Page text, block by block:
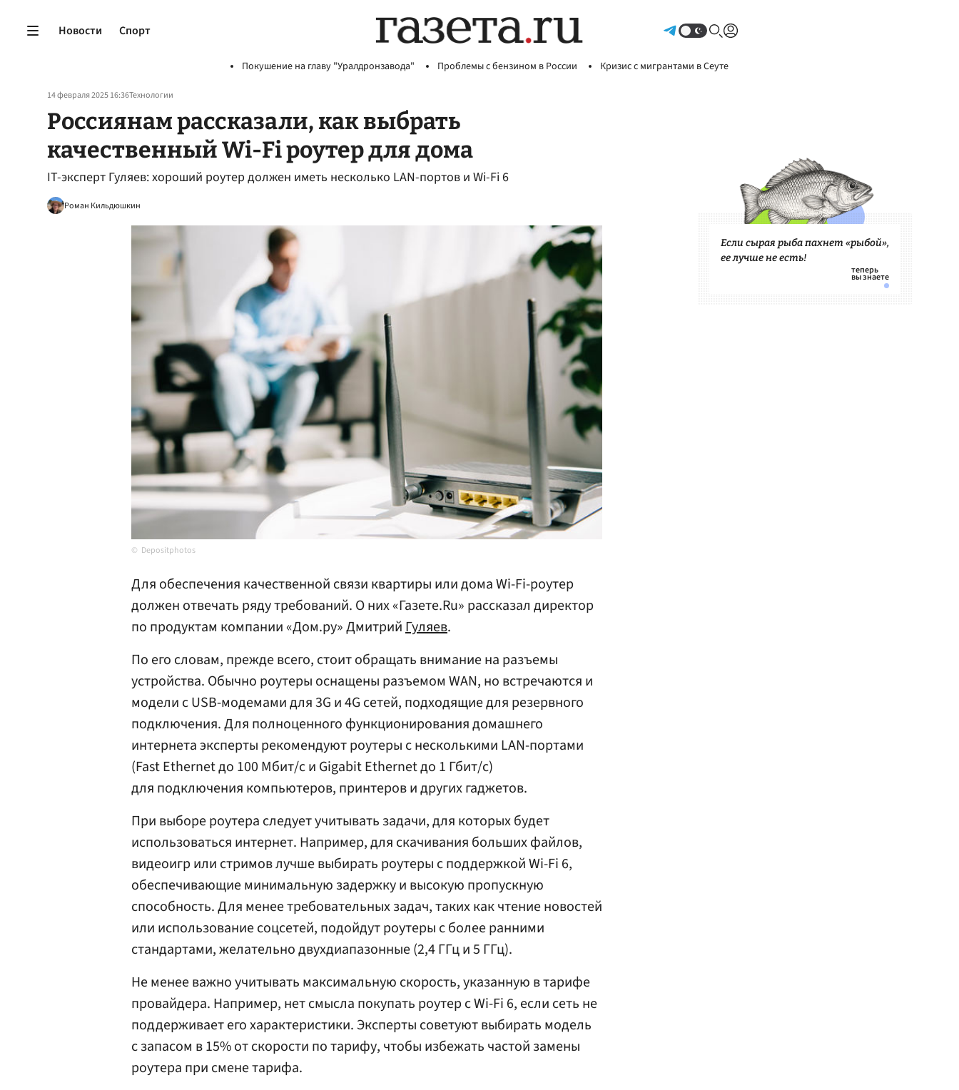
Новости Спорт
Покушение на главу "Уралдронзавода" Проблемы с бензином в России Кризис с мигрантами в Сеуте
14 февраля 2025 16:36Технологии
Россиянам рассказали, как выбрать
качественный Wi-Fi роутер для дома
IT-эксперт Гуляев: хороший роутер должен иметь несколько LAN-портов и Wi-Fi 6
Роман Кильдюшкин
Depositphotos
Для обеспечения качественной связи квартиры или дома Wi-Fi-роутер
должен отвечать ряду требований. О них «Газете.Ru» рассказал директор
по продуктам компании «Дом.ру» ДмитрийГуляев.
По его словам, прежде всего, стоит обращать внимание на разъемы
устройства. Обычно роутеры оснащены разъемом WAN, но встречаются и
модели с USB-модемами для 3G и 4G сетей, подходящие для резервного
подключения. Для полноценного функционирования домашнего
интернета эксперты рекомендуют роутеры с несколькими LAN-портами
(Fast Ethernet до 100 Мбит/с и Gigabit Ethernet до 1 Гбит/с)
для подключения компьютеров, принтеров и других гаджетов.
При выборе роутера следует учитывать задачи, для которых будет
использоваться интернет. Например, для скачивания больших файлов,
видеоигр или стримов лучше выбирать роутеры с поддержкой Wi-Fi 6,
обеспечивающие минимальную задержку и высокую пропускную
способность. Для менее требовательных задач, таких как чтение новостей
или использование соцсетей, подойдут роутеры с более ранними
стандартами, желательно двухдиапазонные (2,4 ГГц и 5 ГГц).
Не менее важно учитывать максимальную скорость, указанную в тарифе
провайдера. Например, нет смысла покупать роутер с Wi-Fi 6, если сеть не
поддерживает его характеристики. Эксперты советуют выбирать модель
с запасом в 15% от скорости по тарифу, чтобы избежать частой замены
роутера при смене тарифа.
Если сырая рыба пахнет «рыбой»,
ее лучше не есть!